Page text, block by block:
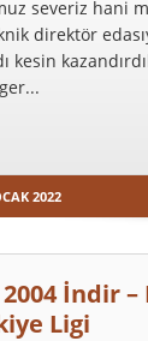
severiz hani
direktör
kesin
2022
İndir –
Ligi